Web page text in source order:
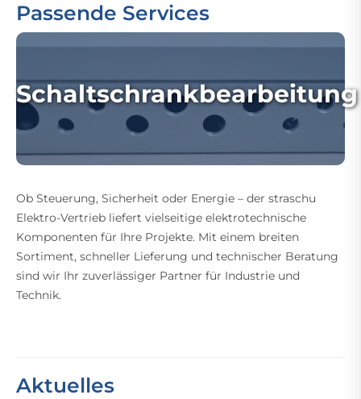
Passende Services
Schaltschrankbearbeitung
Ob Steuerung, Sicherheit oder Energie – der straschu
Elektro-Vertrieb liefert vielseitige elektrotechnische
Komponenten für Ihre Projekte. Mit einem breiten
Sortiment, schneller Lieferung und technischer Beratung
sind wir Ihr zuverlässiger Partner für Industrie und
Technik.
Aktuelles